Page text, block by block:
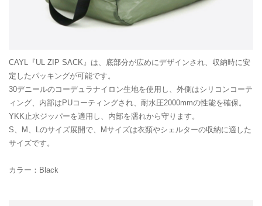
CAYL『UL ZIP SACK』は、底部分が広めにデザインされ、収納時に安
定したパッキングが可能です。
30デニールのコーデュラナイロン生地を使用し、外側はシリコンコーテ
ィング、内部はPUコーティングされ、耐水圧2000mmの性能を確保。
YKK止水ジッパーを適用し、内部を濡れから守ります。
S、M、Lのサイズ展開で、Mサイズは衣類やシェルターの収納に適した
サイズです。
カラー：Black